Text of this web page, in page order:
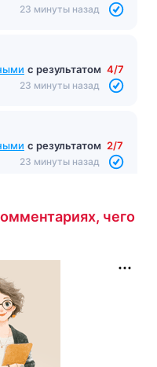
23 минуты назад
с результатом 4/7
23 минуты назад
с результатом 2/7
23 минуты назад
чего